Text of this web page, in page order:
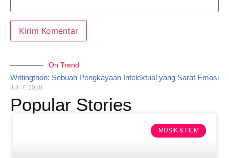
On Trend
Writingthon: Sebuah Pengkayaan Intelektual yang Sarat Emosi
Juli 7, 2018
Popular Stories
MUSIK & FILM